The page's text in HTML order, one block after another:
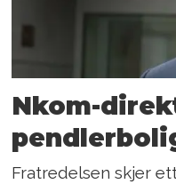
espen
Nkom-
Fratredelsen skjer